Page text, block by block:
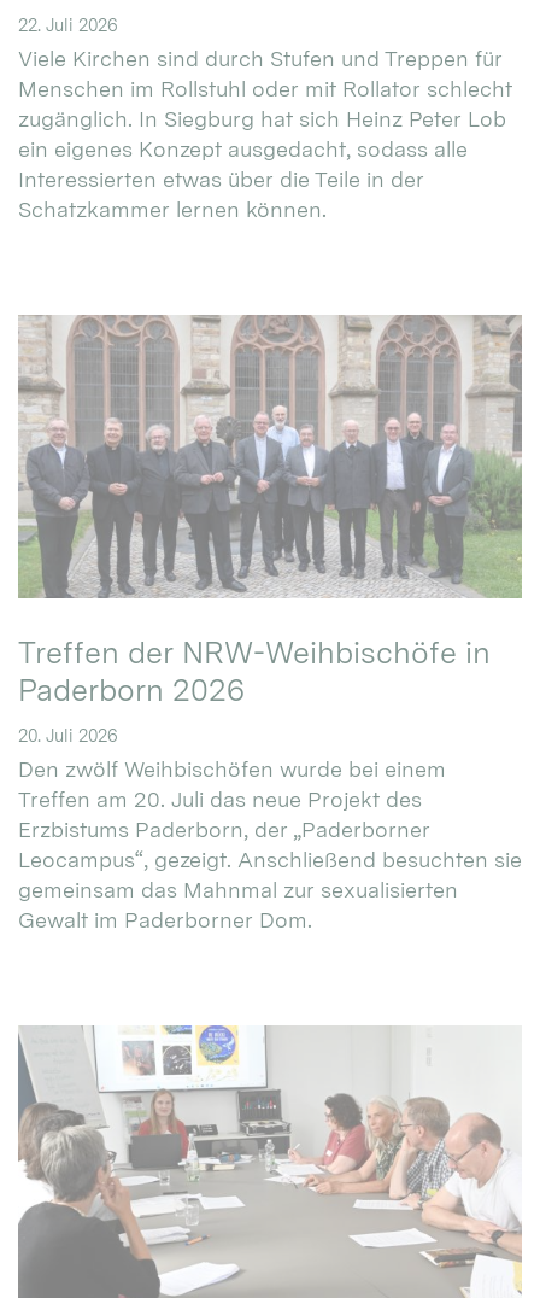
22. Juli 2026
Viele Kirchen sind durch Stufen und Treppen für
Menschen im Rollstuhl oder mit Rollator schlecht
zugänglich. In Siegburg hat sich Heinz Peter Lob
ein eigenes Konzept ausgedacht, sodass alle
Interessierten etwas über die Teile in der
Schatzkammer lernen können.
Treffen der NRW-Weihbischöfe in
Paderborn 2026
20. Juli 2026
Den zwölf Weihbischöfen wurde bei einem
Treffen am 20. Juli das neue Projekt des
Erzbistums Paderborn, der „Paderborner
Leocampus“, gezeigt. Anschließend besuchten sie
gemeinsam das Mahnmal zur sexualisierten
Gewalt im Paderborner Dom.